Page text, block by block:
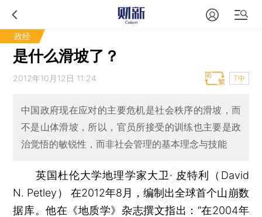
政经
是什么滑坡了？
2012年10月12日 11:24 T中
中国政府现在应对的主要危机是社会秩序的滑坡，而
不是山体滑坡，所以，官员所接受的训练也主要是政
治觉悟的敏锐性，而非社会管理的基本理念与技能
英国杜伦大学地理学家大卫· 皮特利（David
N. Petley） 在2012年8月，编制出全球首个山崩数
据库。他在《地质学》杂志撰文指出：“在2004年